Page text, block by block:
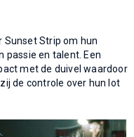
Sunset Strip om hun
passie en talent. Een
met de duivel waardoor
de controle over hun lot